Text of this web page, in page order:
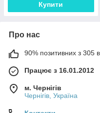
Купити
Про нас
90% позитивних з 305
Працює з 16.01.2012
м. Чернігів
Чернігів, Україна